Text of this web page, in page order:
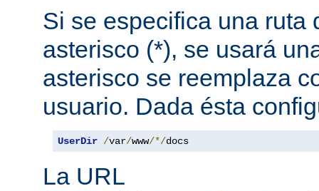
Si se especifica una ruta
asterisco (*), se usará
asterisco se reemplaza
usuario. Dada ésta
UserDir /var/www/*/docs
La URL